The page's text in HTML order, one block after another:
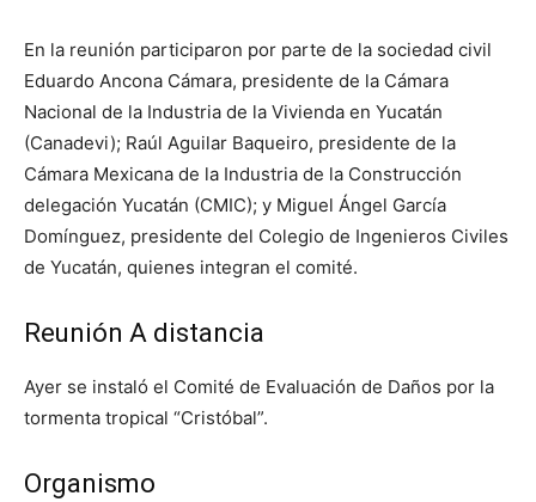
En la reunión participaron por parte de la sociedad civil
Eduardo Ancona Cámara, presidente de la Cámara
Nacional de la Industria de la Vivienda en Yucatán
(Canadevi); Raúl Aguilar Baqueiro, presidente de la
Cámara Mexicana de la Industria de la Construcción
delegación Yucatán (CMIC); y Miguel Ángel García
Domínguez, presidente del Colegio de Ingenieros Civiles
de Yucatán, quienes integran el comité.
Reunión A distancia
Ayer se instaló el Comité de Evaluación de Daños por la
tormenta tropical “Cristóbal”.
Organismo